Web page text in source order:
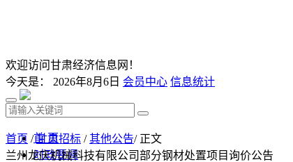
欢迎访问甘肃经济信息网！
今天是： 2026年8月6日 会员中心 信息统计
首 页
时政要闻
首页 /甘肃招标 /其他公告/ 正文
兰州龙庆机械科技有限公司部分钢材处置项目询价公告